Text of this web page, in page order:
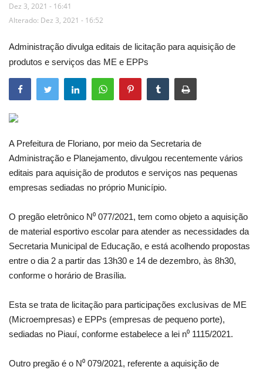
Secretarias e Órgãos
Mural de Licitações
Notícias
Vídeos
Contato
Dez 3, 2021 - 16:41
Alterado: Dez 3, 2021 - 16:52
Administração divulga editais de licitação para aquisição de
produtos e serviços das ME e EPPs
A Prefeitura de Floriano, por meio da Secretaria de
Administração e Planejamento, divulgou recentemente vários
editais para aquisição de produtos e serviços nas pequenas
empresas sediadas no próprio Município.
O pregão eletrônico N⁰ 077/2021, tem como objeto a aquisição
de material esportivo escolar para atender as necessidades da
Secretaria Municipal de Educação, e está acolhendo propostas
entre o dia 2 a partir das 13h30 e 14 de dezembro, às 8h30,
conforme o horário de Brasília.
Esta se trata de licitação para participações exclusivas de ME
(Microempresas) e EPPs (empresas de pequeno porte),
sediadas no Piauí, conforme estabelece a lei n⁰ 1115/2021.
Outro pregão é o N⁰ 079/2021, referente a aquisição de